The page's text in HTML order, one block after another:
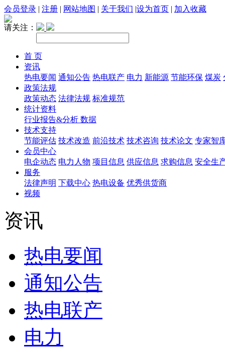
会员登录 | 注册 | 网站地图 | 关于我们 |设为首页 | 加入收藏
请关注：
首 页
资讯
热电要闻 通知公告 热电联产 电力 新能源 节能环保 煤炭
政策法规
政策动态 法律法规 标准规范
统计资料
行业报告&分析 数据
技术支持
节能评估 技术改造 前沿技术 技术咨询 技术论文 专家智
会员中心
电企动态 电力人物 项目信息 供应信息 求购信息 安全生
服务
法律声明 下载中心 热电设备 优秀供货商
视频
资讯
热电要闻
通知公告
热电联产
电力